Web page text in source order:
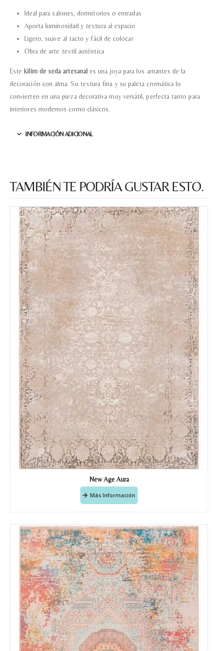
Ideal para salones, dormitorios o entradas
Aporta luminosidad y textura al espacio
Ligero, suave al tacto y fácil de colocar
Obra de arte textil auténtica
Este kilim de seda artesanales una joya para los amantes de la
decoración con alma. Su textura fina y su paleta cromática lo
convierten en una pieza decorativa muy versátil, perfecta tanto para
interiores modernos como clásicos.
INFORMACIÓN ADICIONAL
TAMBIÉN TE PODRÍA GUSTAR ESTO.
New Age Aura
Más Información